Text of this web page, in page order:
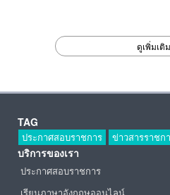
ดูเพิ่มเติม
TAG
ประกาศสอบราชการ ข่าวสารราชก
บริการของเรา
ประกาศสอบราชการ